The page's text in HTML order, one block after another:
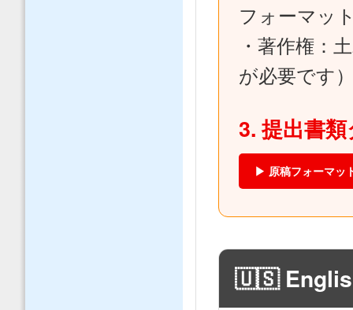
フォーマッ
・著作権：
が必要です
3. 提出書
▶ 原稿フォーマッ
🇺🇸